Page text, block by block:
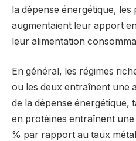
la dépense énergétique, les
augmentaient leur apport
leur alimentation
En général, les régimes
ou les deux entraînent une
de la dépense énergétique,
en protéines entraînent une
% par rapport au taux